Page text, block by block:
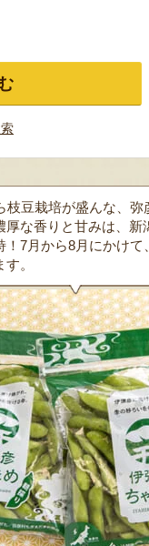
枝豆栽培が盛んな、弥
厚な香りと甘みは、新
！7月から8月にかけて
。
『土田農園』